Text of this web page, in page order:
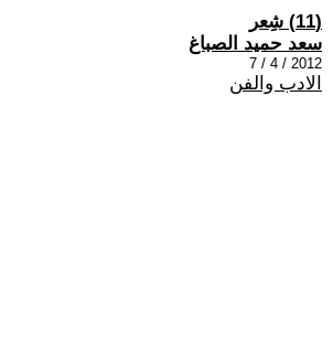
(11) شِعر
سعد حميد الصباغ
2012 / 4 / 7
الادب والفن